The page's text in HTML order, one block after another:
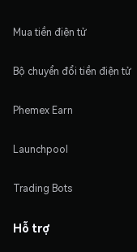
Mua tiền điện tử
Bộ chuyển đổi tiền điện tử
Phemex Earn
Launchpool
Trading Bots
Hỗ trợ